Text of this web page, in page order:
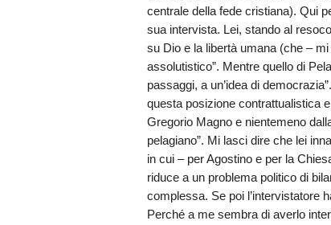
centrale della fede cristiana). Qui
sua intervista. Lei, stando al
su Dio e la libertà umana (che –
assolutistico”. Mentre quello di
passaggi, a un’idea di
questa posizione contrattualistica
Gregorio Magno e nientemeno
pelagiano”. Mi lasci dire che lei
in cui – per Agostino e per la
riduce a un problema politico di
complessa. Se poi l’intervistatore
Perché a me sembra di averlo